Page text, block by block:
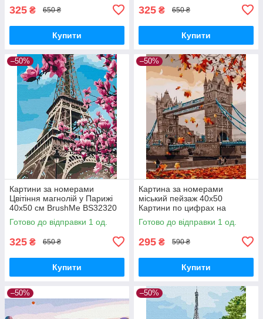
325 ₴ 650 ₴
Купити
325 ₴ 650 ₴
Купити
–50%
Картини за номерами
Цвітіння магнолій у Парижі
40х50 см BrushMe BS32320
Розмальовка по цифрах на
полотні міста
Готово до відправки 1 од.
325 ₴ 650 ₴
Купити
–50%
Картина за номерами
міський пейзаж 40х50
Картини по цифрах на
полотні Тауерський міст
Картини малювати за
Готово до відправки 1 од.
295 ₴ 590 ₴
Купити
–50% –50%